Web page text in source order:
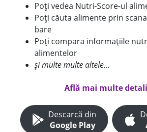
Poți vedea Nutri-Score-ul
Poți căuta alimente prin
bare
Poți compara informațiile
alimentelor
și multe multe altele...
Află mai multe
Descarcă din
Google Play